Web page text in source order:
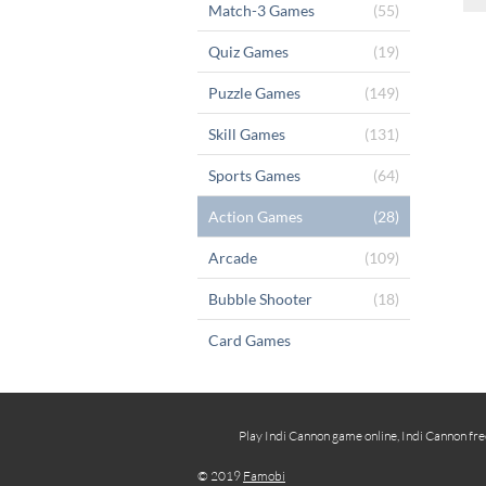
(55)
Match-3 Games
(19)
Quiz Games
(149)
Puzzle Games
(131)
Skill Games
(64)
Sports Games
(28)
Action Games
(109)
Arcade
(18)
Bubble Shooter
Card Games
Play Indi Cannon game online, Indi Cannon
© 2019 Famobi